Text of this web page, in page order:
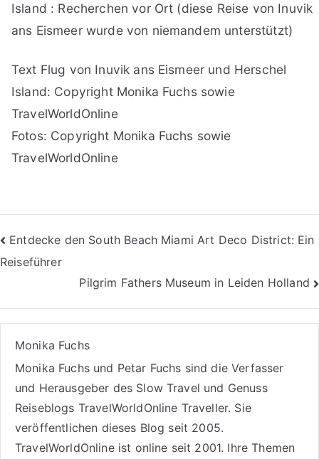
Island : Recherchen vor Ort (diese Reise von Inuvik
ans Eismeer wurde von niemandem unterstützt)
Text Flug von Inuvik ans Eismeer und Herschel
Island: Copyright Monika Fuchs sowie
TravelWorldOnline
Fotos: Copyright Monika Fuchs sowie
TravelWorldOnline
Beitragsnavigation
Entdecke den South Beach Miami Art Deco District: Ein
Reiseführer
Pilgrim Fathers Museum in Leiden Holland
Monika Fuchs
Monika Fuchs und Petar Fuchs sind die Verfasser
und Herausgeber des Slow Travel und Genuss
Reiseblogs TravelWorldOnline Traveller. Sie
veröffentlichen dieses Blog seit 2005.
TravelWorldOnline ist online seit 2001. Ihre Themen